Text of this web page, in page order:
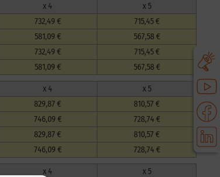
x 4
x 5
732,49 €
715,45 €
581,09 €
567,58 €
732,49 €
715,45 €
581,09 € 567,58 €
x 4
x 5
829,87 €
810,57 €
746,09 €
728,74 €
829,87 €
810,57 €
746,09 € 728,74 €
x 4
x 5